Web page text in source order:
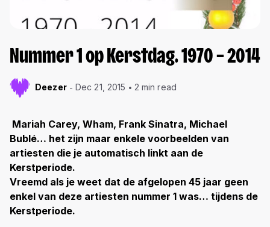
Nummer 1 op Kerstdag. 1970 – 2014
Deezer Dec 21, 2015 2 min read
Mariah Carey, Wham, Frank Sinatra, Michael
Bublé… het zijn maar enkele voorbeelden van
artiesten die je automatisch linkt aan de
Kerstperiode.
Vreemd als je weet dat de afgelopen 45 jaar geen
enkel van deze artiesten nummer 1 was… tijdens de
Kerstperiode.